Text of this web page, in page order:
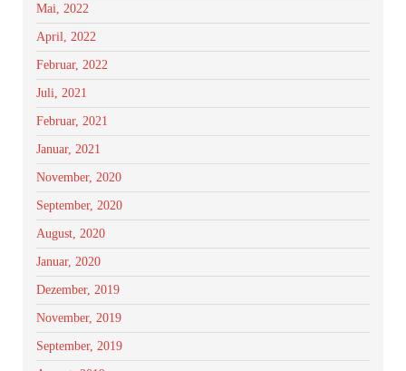
Mai, 2022
April, 2022
Februar, 2022
Juli, 2021
Februar, 2021
Januar, 2021
November, 2020
September, 2020
August, 2020
Januar, 2020
Dezember, 2019
November, 2019
September, 2019